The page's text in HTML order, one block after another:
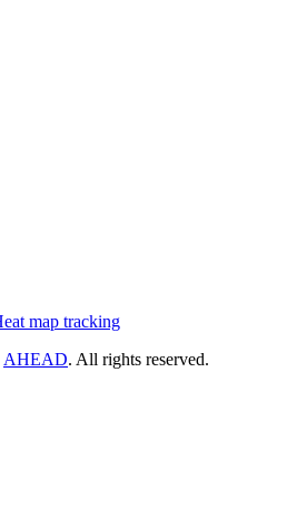
AHEAD. All rights reserved.